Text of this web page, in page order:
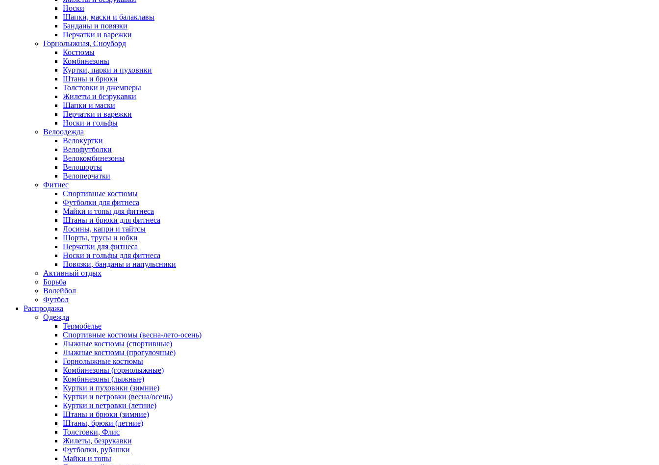
Носки
Шапки, маски и балаклавы
Банданы и повязки
Перчатки и варежки
Горнолыжная, Сноуборд
Костюмы
Комбинезоны
Куртки, парки и пуховики
Штаны и брюки
Толстовки и джемперы
Жилеты и безрукавки
Шапки и маски
Перчатки и варежки
Носки и гольфы
Велоодежда
Велокуртки
Велофутболки
Велокомбинезоны
Велошорты
Велоперчатки
Фитнес
Спортивные костюмы
Футболки для фитнеса
Майки и топы для фитнеса
Штаны и брюки для фитнеса
Лосины, капри и тайтсы
Шорты, трусы и юбки
Перчатки для фитнеса
Носки и гольфы для фитнеса
Повязки, банданы и напульсники
Активный отдых
Борьба
Волейбол
Футбол
Распродажа
Одежда
Термобелье
Спортивные костюмы (весна-лето-осень)
Лыжные костюмы (спортивные)
Лыжные костюмы (прогулочные)
Горнолыжные костюмы
Комбинезоны (горнолыжные)
Комбинезоны (лыжные)
Куртки и пуховики (зимние)
Куртки и ветровки (весна/осень)
Куртки и ветровки (летние)
Штаны и брюки (зимние)
Штаны, брюки (летние)
Толстовки, Флис
Жилеты, безрукавки
Футболки, рубашки
Майки и топы